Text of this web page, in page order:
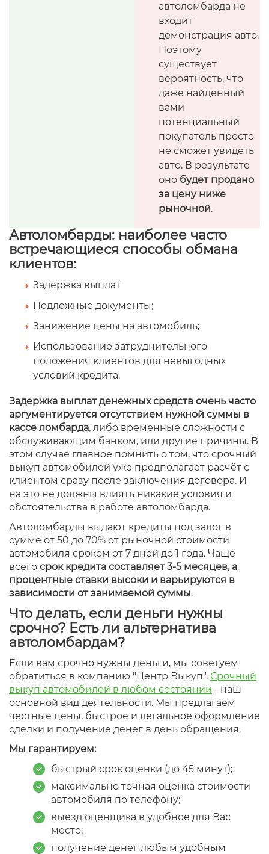
автоломбарда не
входит
демонстрация авто.
Поэтому
существует
вероятность, что
даже найденный
вами
потенциальный
покупатель просто
не сможет увидеть
авто. В результате
оно будет продано
за цену ниже
рыночной.
Автоломбарды: наиболее часто
встречающиеся способы обмана
клиентов:
Задержка выплат
Подложные документы;
Занижение цены на автомобиль;
Использование затруднительного
положения клиентов для невыгодных
условий кредита.
Задержка выплат денежных средств очень часто
аргументируется отсутствием нужной суммы в
кассе ломбарда, либо временные сложности с
обслуживающим банком, или другие причины. В
этом случае главное помнить о том, что срочный
выкуп автомобилей уже предполагает расчёт с
клиентом сразу после заключения договора. И
на это не должны влиять никакие условия и
обстоятельства в работе автоломбарда.
Автоломбарды выдают кредиты под залог в
сумме от 50 до 70% от рыночной стоимости
автомобиля сроком от 7 дней до 1 года. Чаще
всего срок кредита составляет 3-5 месяцев, а
процентные ставки высоки и варьируются в
зависимости от занимаемой суммы.
Что делать, если деньги нужны
срочно? Есть ли альтернатива
автоломбардам?
Если вам срочно нужны деньги, мы советуем
обратиться в компанию "Центр Выкуп". Срочный
выкуп автомобилей в любом состоянии - наш
основной вид деятельности. Мы предлагаем
честные цены, быстрое и легальное оформление
сделки и получение денег в день обращения.
Мы гарантируем:
быстрый срок оценки (до 45 минут);
максимально точная оценка стоимости
автомобиля по телефону;
выезд оценщика в удобное для Вас
место;
получение денег любым удобным